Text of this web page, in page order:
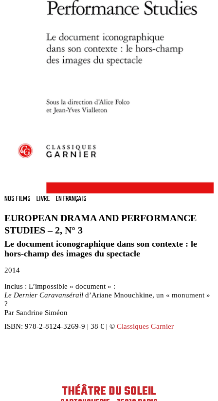
NOS FILMS LIVRE EN FRANÇAIS
EUROPEAN DRAMA AND PERFORMANCE
STUDIES – 2, N° 3
Le document iconographique dans son contexte : le
hors-champ des images du spectacle
2014
Inclus : L’impossible « document » :
Le Dernier Caravanséraild’Ariane Mnouchkine, un « monument »
?
Par Sandrine Siméon
ISBN: 978-2-8124-3269-9 | 38 € | © Classiques Garnier
THÉÂTRE DU SOLEIL